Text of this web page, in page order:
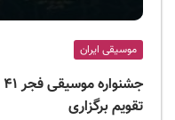
موسیقی ایران
تقویم برگزاری